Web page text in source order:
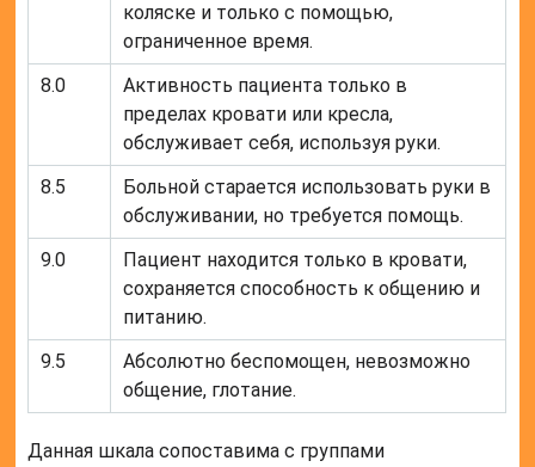
коляске и только с помощью,
ограниченное время.
8.0
Активность пациента только в
пределах кровати или кресла,
обслуживает себя, используя руки.
8.5
Больной старается использовать руки в
обслуживании, но требуется помощь.
9.0
Пациент находится только в кровати,
сохраняется способность к общению и
питанию.
9.5
Абсолютно беспомощен, невозможно
общение, глотание.
Данная шкала сопоставима с группами